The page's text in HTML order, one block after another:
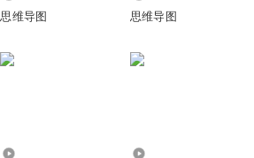
思维导图 思维导图